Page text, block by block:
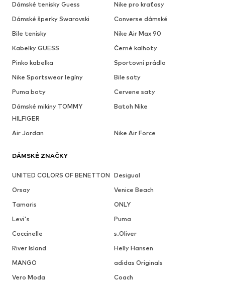
Dámské tenisky Guess
Nike pro kraťasy
Dámské šperky Swarovski
Converse dámské
Bile tenisky
Nike Air Max 90
Kabelky GUESS
Černé kalhoty
Pinko kabelka
Sportovní prádlo
Nike Sportswear legíny
Bile saty
Puma boty
Cervene saty
Dámské mikiny TOMMY
HILFIGER
Batoh Nike
Air Jordan Nike Air Force
DÁMSKÉ ZNAČKY
UNITED COLORS OF BENETTON Desigual
Orsay
Venice Beach
Tamaris
ONLY
Levi's
Puma
Coccinelle
s.Oliver
River Island
Helly Hansen
MANGO
adidas Originals
Vero Moda
Coach